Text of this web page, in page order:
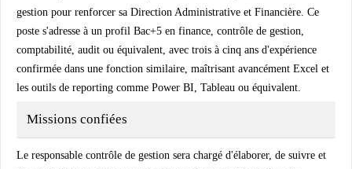
gestion pour renforcer sa Direction Administrative et Financière. Ce
poste s'adresse à un profil Bac+5 en finance, contrôle de gestion,
comptabilité, audit ou équivalent, avec trois à cinq ans d'expérience
confirmée dans une fonction similaire, maîtrisant avancément Excel et
les outils de reporting comme Power BI, Tableau ou équivalent.
Missions confiées
Le responsable contrôle de gestion sera chargé d'élaborer, de suivre et